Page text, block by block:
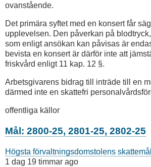
ovanstående.
Det primära syftet med en konsert får
upplevelsen. Den påverkan på
som enligt ansökan kan påvisas är
bevista en konsert är därför inte att
friskvård enligt 11 kap. 12 §.
Arbetsgivarens bidrag till inträde till en
därmed inte en skattefri
offentliga källor
Mål: 2800-25, 2801-25, 2802-25
Högsta förvaltningsdomstolens skattemål
1 dag 19 timmar ago